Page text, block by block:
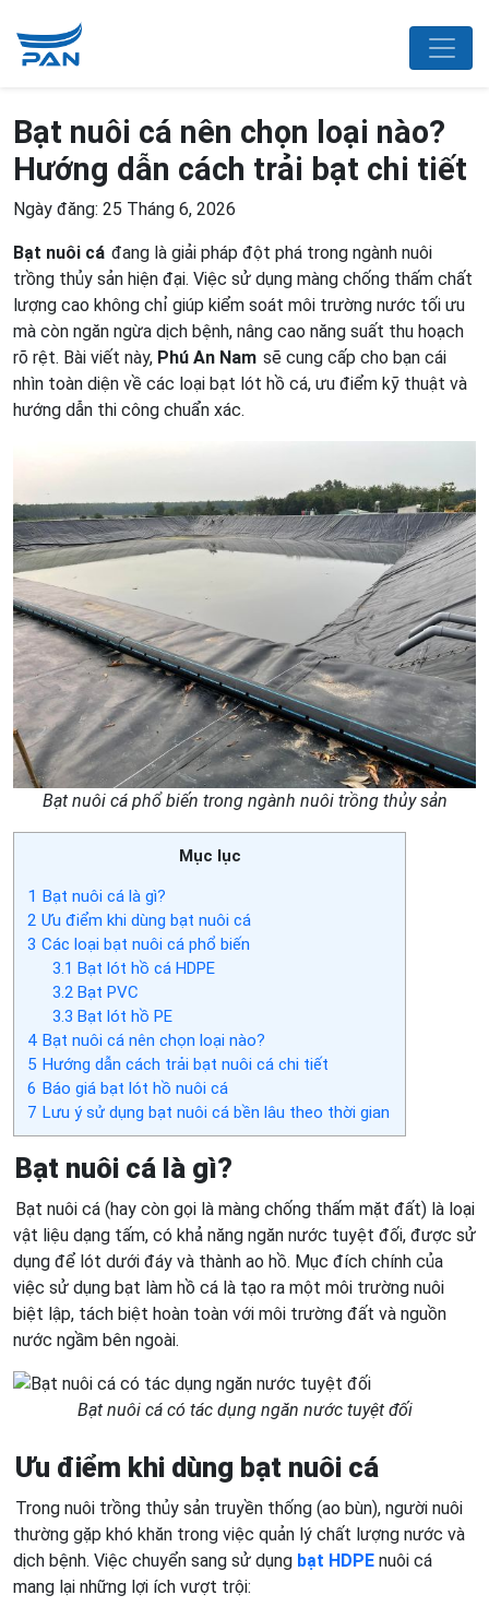
Bạt nuôi cá nên chọn loại nào?
Hướng dẫn cách trải bạt chi tiết
Ngày đăng: 25 Tháng 6, 2026
Bạt nuôi cá đang là giải pháp đột phá trong ngành nuôi
trồng thủy sản hiện đại. Việc sử dụng màng chống thấm chất
lượng cao không chỉ giúp kiểm soát môi trường nước tối ưu
mà còn ngăn ngừa dịch bệnh, nâng cao năng suất thu hoạch
rõ rệt. Bài viết này, Phú An Nam sẽ cung cấp cho bạn cái
nhìn toàn diện về các loại bạt lót hồ cá, ưu điểm kỹ thuật và
hướng dẫn thi công chuẩn xác.
Bạt nuôi cá phổ biến trong ngành nuôi trồng thủy sản
Mục lục
1 Bạt nuôi cá là gì?
2 Ưu điểm khi dùng bạt nuôi cá
3 Các loại bạt nuôi cá phổ biến
3.1 Bạt lót hồ cá HDPE
3.2Bạt PVC
3.3 Bạt lót hồ PE
4 Bạt nuôi cá nên chọn loại nào?
5 Hướng dẫn cách trải bạt nuôi cá chi tiết
6 Báo giá bạt lót hồ nuôi cá
7 Lưu ý sử dụng bạt nuôi cá bền lâu theo thời gian
Bạt nuôi cá là gì?
Bạt nuôi cá (hay còn gọi là màng chống thấm mặt đất) là loại
vật liệu dạng tấm, có khả năng ngăn nước tuyệt đối, được sử
dụng để lót dưới đáy và thành ao hồ. Mục đích chính của
việc sử dụng bạt làm hồ cá là tạo ra một môi trường nuôi
biệt lập, tách biệt hoàn toàn với môi trường đất và nguồn
nước ngầm bên ngoài.
Bạt nuôi cá có tác dụng ngăn nước tuyệt đối
Ưu điểm khi dùng bạt nuôi cá
Trong nuôi trồng thủy sản truyền thống (ao bùn), người nuôi
thường gặp khó khăn trong việc quản lý chất lượng nước và
dịch bệnh. Việc chuyển sang sử dụng bạt HDPE nuôi cá
mang lại những lợi ích vượt trội: